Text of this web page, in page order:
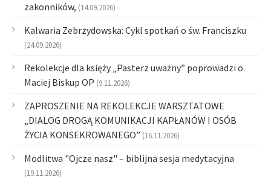
zakonników, (14.09.2026)
Kalwaria Zebrzydowska: Cykl spotkań o św. Franciszku
(24.09.2026)
Rekolekcje dla księży „Pasterz uważny” poprowadzi o.
Maciej Biskup OP (9.11.2026)
ZAPROSZENIE NA REKOLEKCJE WARSZTATOWE
„DIALOG DROGĄ KOMUNIKACJI KAPŁANÓW I OSÓB
ŻYCIA KONSEKROWANEGO” (16.11.2026)
Modlitwa "Ojcze nasz" – biblijna sesja medytacyjna
(19.11.2026)